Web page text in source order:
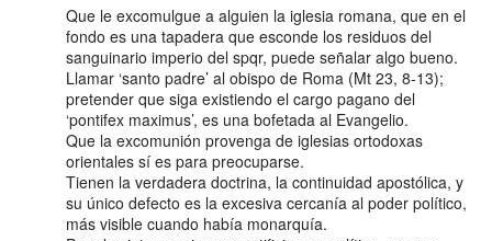
Que le excomulgue a alguien la iglesia romana, que en el
fondo es una tapadera que esconde los residuos del
sanguinario imperio del spqr, puede señalar algo bueno.
Llamar ‘santo padre’ al obispo de Roma (Mt 23, 8-13);
pretender que siga existiendo el cargo pagano del
‘pontifex maximus’, es una bofetada al Evangelio.
Que la excomunión provenga de iglesias ortodoxas
orientales sí es para preocuparse.
Tienen la verdadera doctrina, la continuidad apostólica, y
su único defecto es la excesiva cercanía al poder político,
más visible cuando había monarquía.